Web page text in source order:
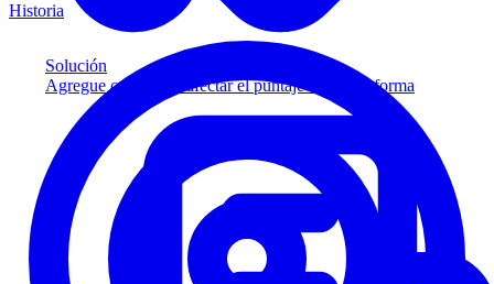
Solución
Agregue crédito sin afectar el puntaje a su plataforma
Historia